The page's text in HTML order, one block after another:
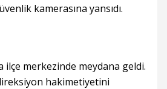
kamerasına yansıdı.
ilçe merkezinde meydana geldi.
hakimetiyetini